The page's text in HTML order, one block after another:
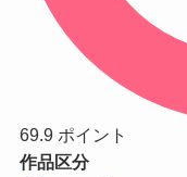
69.9 ポイント
作品区分